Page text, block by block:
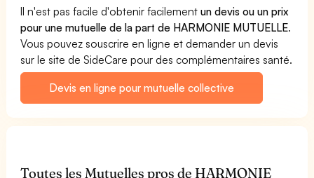
Il n'est pas facile d'obtenir facilementun devis ou un prix
pour une mutuelle de la part de HARMONIE MUTUELLE.
Vous pouvez souscrire en ligne et demander un devis
sur le site de SideCare pour des complémentaires santé.
Devis en ligne pour mutuelle collective
Toutes les Mutuelles pros de HARMONIE